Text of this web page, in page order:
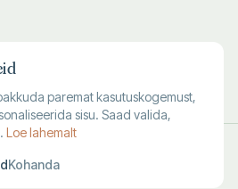
·Andmete kustutamine
paremat kasutuskogemust,
sisu. Saad valida,
Loe lahemalt
Kohanda